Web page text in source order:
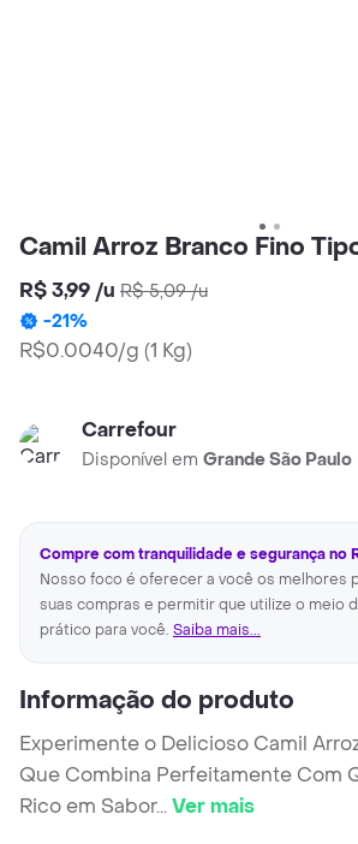
Camil Arroz Branco Fino
R$ 3,99 /u R$ 5,09/u
-21%
R$0.0040/g (1 Kg)
Carrefour
Disponível em Grande São Paulo
Compre com tranquilidade e segurança no
Nosso foco é oferecer a você os melhores
suas compras e permitir que utilize o meio
prático para você. Saiba mais...
Informação do produto
Experimente o Delicioso Camil
Que Combina Perfeitamente Com
Rico em Sabor...Ver mais